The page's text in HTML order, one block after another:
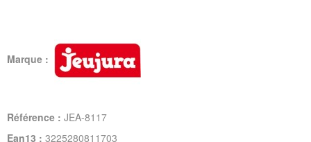
Marque :
Référence : JEA-8117
Ean13 : 3225280811703